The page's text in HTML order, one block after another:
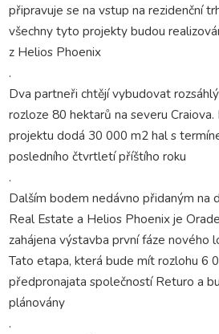
připravuje se na vstup na rezidenční
všechny tyto projekty budou
z Helios Phoenix
.
Dva partneři chtějí vybudovat
rozloze 80 hektarů na severu
projektu dodá 30 000 m2 hal s
posledního čtvrtletí příštího roku
.
Dalším bodem nedávno přidaným na
Real Estate a Helios Phoenix je
zahájena výstavba první fáze nového
Tato etapa, která bude mít rozlohu 6
předpronajata společností Returo a
plánovány
.